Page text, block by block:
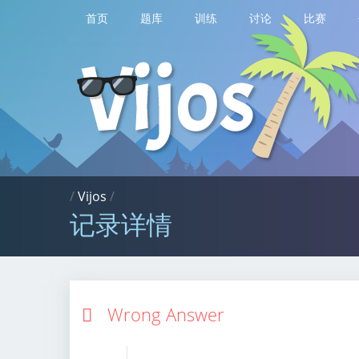
首页 题库 训练 讨论 比赛
/Vijos /
记录详情
Wrong Answer